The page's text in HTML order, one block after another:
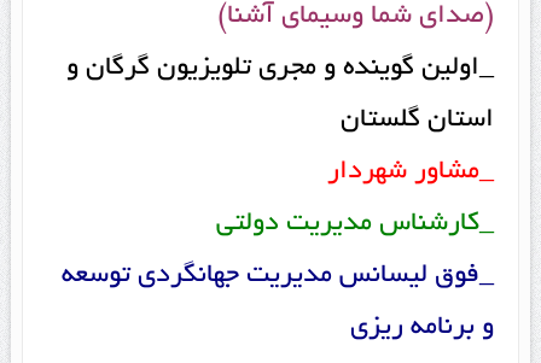
(صدای شما وسیمای آشنا)
_اولین گوینده و مجری تلویزیون گرگان و
استان گلستان
_مشاور شهردار
_کارشناس مدیریت دولتی
_فوق لیسانس مدیریت جهانگردی توسعه
و برنامه ریزی